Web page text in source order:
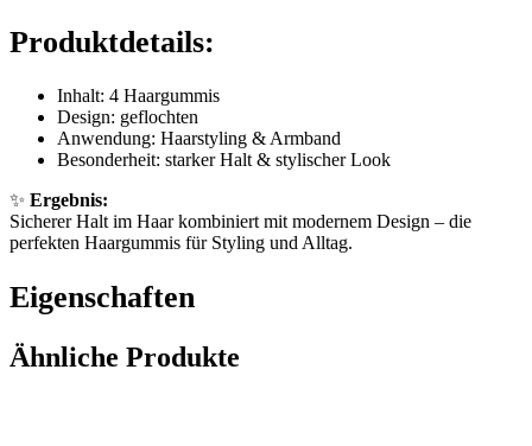
Produktdetails:
Inhalt: 4 Haargummis
Design: geflochten
Anwendung: Haarstyling & Armband
Besonderheit: starker Halt & stylischer Look
✨ Ergebnis:
Sicherer Halt im Haar kombiniert mit modernem Design – die
perfekten Haargummis für Styling und Alltag.
Eigenschaften
Ähnliche Produkte